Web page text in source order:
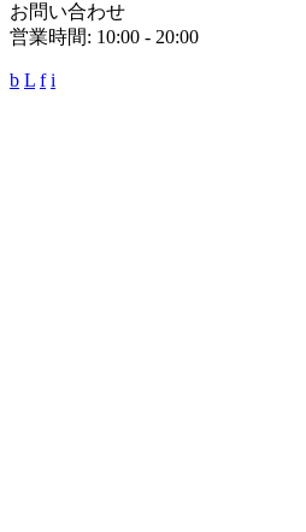
お問い合わせ
営業時間: 10:00 - 20:00
b L f i